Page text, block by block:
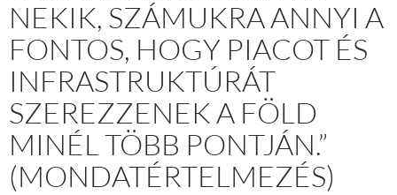
NEKIK, SZÁMUKRA ANNYI A
FONTOS, HOGY PIACOT ÉS
INFRASTRUKTÚRÁT
SZEREZZENEK A FÖLD
MINÉL TÖBB PONTJÁN.”
(MONDATÉRTELMEZÉS)